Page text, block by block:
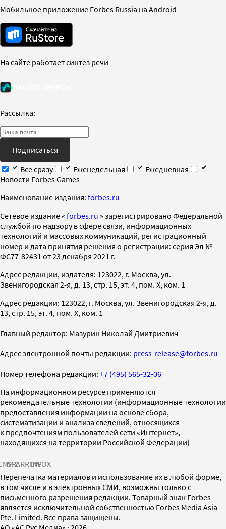
Мобильное приложение Forbes Russia на Android
На сайте работает синтез речи
Рассылка:
Подписаться
Все сразу
Еженедельная
Ежедневная
Новости Forbes Games
Наименование издания: forbes.ru
Cетевое издание « forbes.ru » зарегистрировано Федеральной
службой по надзору в сфере связи, информационных
технологий и массовых коммуникаций, регистрационный
номер и дата принятия решения о регистрации: серия Эл №
ФС77-82431 от 23 декабря 2021 г.
Адрес редакции, издателя: 123022, г. Москва, ул.
Звенигородская 2-я, д. 13, стр. 15, эт. 4, пом. X, ком. 1
Адрес редакции: 123022, г. Москва, ул. Звенигородская 2-я, д.
13, стр. 15, эт. 4, пом. X, ком. 1
Главный редактор: Мазурин Николай Дмитриевич
Адрес электронной почты редакции: press-release@forbes.ru
Номер телефона редакции: +7 (495) 565-32-06
На информационном ресурсе применяются
рекомендательные технологии (информационные технологии
предоставления информации на основе сбора,
систематизации и анализа сведений, относящихся
к предпочтениям пользователей сети «Интернет»,
находящихся на территории Российской Федерации)
SPARROWINFOX
Перепечатка материалов и использование их в любой форме,
в том числе и в электронных СМИ, возможны только с
письменного разрешения редакции. Товарный знак Forbes
является исключительной собственностью Forbes Media Asia
Pte. Limited. Все права защищены.